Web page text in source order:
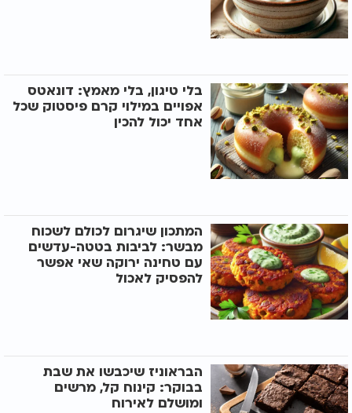
בלי טיגון, בלי מאמץ: דונאטס
אפויים במילוי קרם פיסטוק שכל
אחד יכול להכין
המתכון שיגרום לכולם לשכוח
מבשר: לביבות בטטה-עדשים
עם טחינה ירוקה שאי אפשר
להפסיק לאכול
הבראוניז שיכבשו את שבת
בבוקר: קינוח קל, מרשים
ומושלם לאירוח